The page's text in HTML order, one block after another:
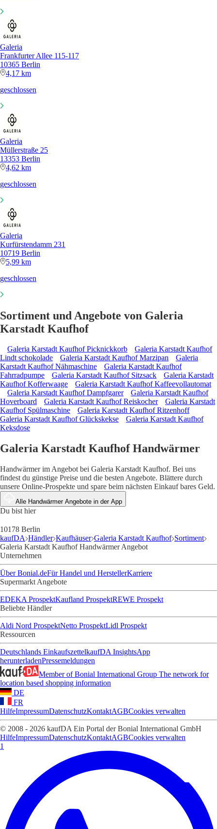
Galeria
Frankfurter Allee 115-117
10365 Berlin
4,17 km
geschlossen
Galeria
Müllerstraße 25
13353 Berlin
4,62 km
geschlossen
Galeria
Kurfürstendamm 231
10719 Berlin
5,99 km
geschlossen
Sortiment und Angebote von Galeria
Karstadt Kaufhof
Galeria Karstadt Kaufhof Picknickkorb
Galeria Karstadt Kaufhof
Lindt schokolade
Galeria Karstadt Kaufhof Marzipan
Galeria
Karstadt Kaufhof Nähmaschine
Galeria Karstadt Kaufhof
Fahrradpumpe
Galeria Karstadt Kaufhof Sitzsack
Galeria Karstadt
Kaufhof Kofferwaage
Galeria Karstadt Kaufhof Kaffeevollautomat
Galeria Karstadt Kaufhof Dampfgarer
Galeria Karstadt Kaufhof
Hoverboard
Galeria Karstadt Kaufhof Reiskocher
Galeria Karstadt
Kaufhof Spülmaschine
Galeria Karstadt Kaufhof Ritzenhoff
Galeria Karstadt Kaufhof Glückskekse
Galeria Karstadt Kaufhof
Keksdose
Galeria Karstadt Kaufhof Handwärmer
Handwärmer im Angebot bei Galeria Karstadt Kaufhof. Bei uns
findest du günstige Preise und die besten Angebote. Blättere durch
unsere Online-Prospekte und spare beim nächsten Einkauf bares Geld.
Alle Handwärmer Angebote in der App
Du bist hier
10178 Berlin
kaufDA Händler Kaufhäuser Galeria Karstadt Kaufhof Sortiment
Galeria Karstadt Kaufhof Handwärmer Angebot
Unternehmen
Über Bonial.deFür Handel und HerstellerKarriere
Supermarkt Angebote
EDEKA ProspektKaufland ProspektREWE Prospekt
Beliebte Händler
Aldi Nord ProspektNetto ProspektLidl Prospekt
Ressourcen
Deutschlands EinkaufszettelkaufDA InsightsApp
herunterladenPressemeldungen
Member of Bonial International Group The network for
location based shopping information
DE
FR
HilfeImpressumDatenschutzKontaktAGBCookies verwalten
© 2008 - 2026 kaufDA Ein Portal der Bonial International GmbH
HilfeImpressumDatenschutzKontaktAGBCookies verwalten
1